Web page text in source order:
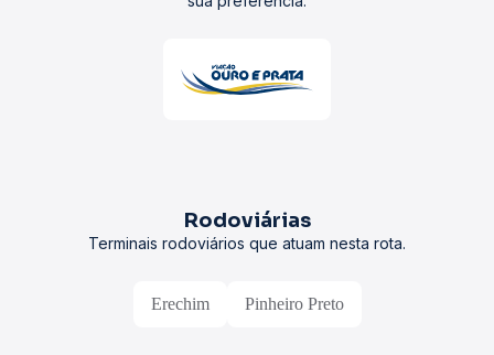
Rodoviárias
Terminais rodoviários que atuam nesta rota.
Erechim Pinheiro Preto